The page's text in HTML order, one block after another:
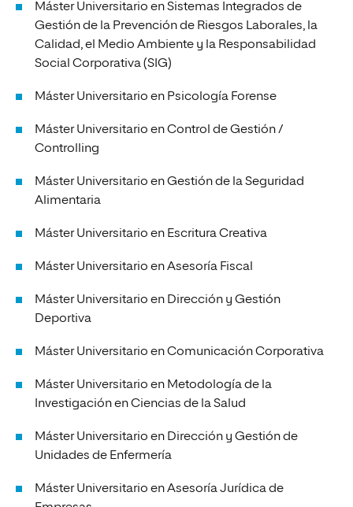
Máster Universitario en Sistemas Integrados de
Gestión de la Prevención de Riesgos Laborales, la
Calidad, el Medio Ambiente y la Responsabilidad
Social Corporativa (SIG)
Máster Universitario en Psicología Forense
Máster Universitario en Control de Gestión /
Controlling
Máster Universitario en Gestión de la Seguridad
Alimentaria
Máster Universitario en Escritura Creativa
Máster Universitario en Asesoría Fiscal
Máster Universitario en Dirección y Gestión
Deportiva
Máster Universitario en Comunicación Corporativa
Máster Universitario en Metodología de la
Investigación en Ciencias de la Salud
Máster Universitario en Dirección y Gestión de
Unidades de Enfermería
Máster Universitario en Asesoría Jurídica de